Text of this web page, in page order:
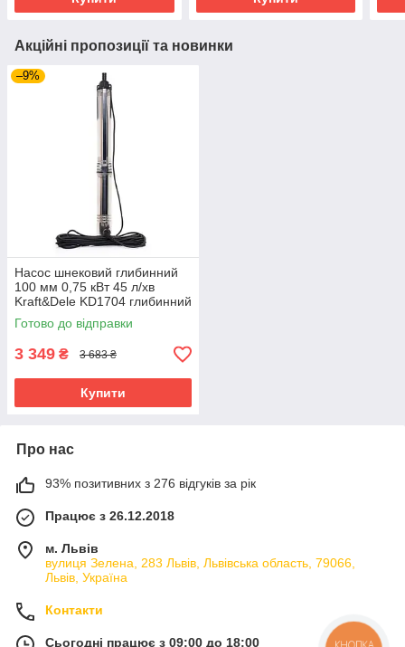
Акційні пропозиції та новинки
–9%
Насос шнековий глибинний
100 мм 0,75 кВт 45 л/хв
Kraft&Dele KD1704 глибинний
потужний насос
Готово до відправки
3 349 ₴ 3 683 ₴
Купити
Про нас
93% позитивних з 276 відгуків за рік
Працює з 26.12.2018
м. Львів
вулиця Зелена, 283 Львів, Львівська область, 79066,
Львів, Україна
Контакти
Сьогодні працює з 09:00 до 18:00